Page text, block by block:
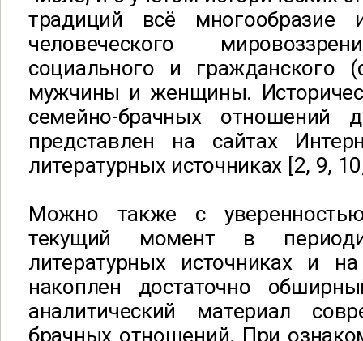
традиций всё многообразие
человеческого
социального и гражданского
мужчины и женщины.
семейно-брачных отношений
представлен на сайтах
литературных источниках [2, 9,
Можно также с
текущий момент в
литературных источниках и
накоплен достаточно
аналитический материал
брачных отношений. При